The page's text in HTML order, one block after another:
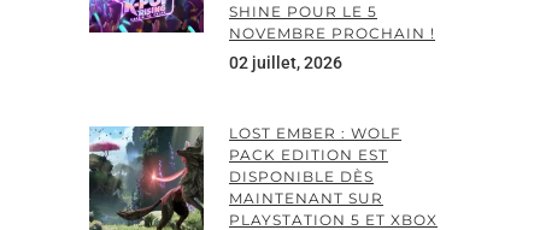
SHINE POUR LE 5
NOVEMBRE PROCHAIN !
02 juillet, 2026
LOST EMBER : WOLF
PACK EDITION EST
DISPONIBLE DÈS
MAINTENANT SUR
PLAYSTATION 5 ET XBOX